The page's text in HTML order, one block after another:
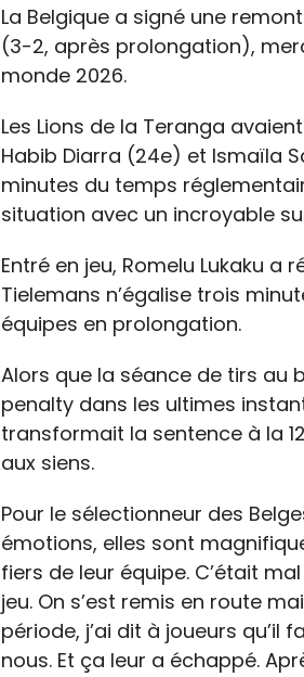
La Belgique a signé une
(3-2, après prolongation),
monde 2026.
Les Lions de la Teranga
Habib Diarra (24e) et Ismaïla
minutes du temps
situation avec un incroyable
Entré en jeu, Romelu Lukaku a
Tielemans n’égalise trois
équipes en prolongation.
Alors que la séance de tirs au
penalty dans les ultimes
transformait la sentence à la
aux siens.
Pour le sélectionneur des
émotions, elles sont
fiers de leur équipe. C’était
jeu. On s’est remis en route
période, j’ai dit à joueurs
nous. Et ça leur a échappé.